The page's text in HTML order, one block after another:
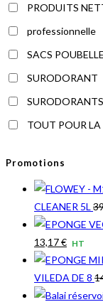
PRODUITS
professionnelle
SACS
SURODORANT
SURODORANTS
TOUT POUR
Promotions
CLEANER 5L
Le
prix
initial
était :
13,17€Le
prix
actuel
est :
HT
VILEDA DE 8